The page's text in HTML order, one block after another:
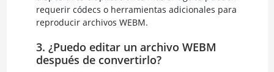
requerir códecs o herramientas adicionales para
reproducir archivos WEBM.
3. ¿Puedo editar un archivo WEBM
después de convertirlo?